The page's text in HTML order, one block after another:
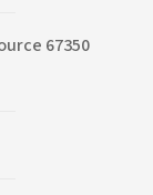
67350